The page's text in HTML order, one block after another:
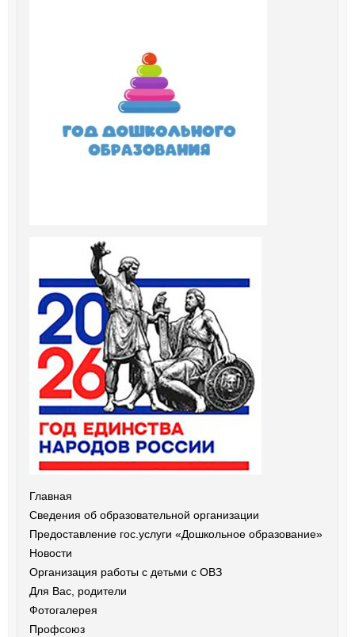
Главная
Сведения об образовательной организации
Предоставление гос.услуги «Дошкольное образование»
Новости
Организация работы с детьми с ОВЗ
Для Вас, родители
Фотогалерея
Профсоюз